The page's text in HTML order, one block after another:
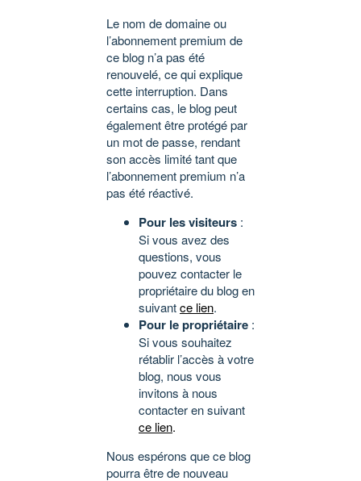
Le nom de domaine ou
l’abonnement premium de
ce blog n’a pas été
renouvelé, ce qui explique
cette interruption. Dans
certains cas, le blog peut
également être protégé par
un mot de passe, rendant
son accès limité tant que
l’abonnement premium n’a
pas été réactivé.
Pour les visiteurs :
Si vous avez des
questions, vous
pouvez contacter le
propriétaire du blog en
suivantce lien.
Pour le propriétaire :
Si vous souhaitez
rétablir l’accès à votre
blog, nous vous
invitons à nous
contacter en suivant
ce lien.
Nous espérons que ce blog
pourra être de nouveau